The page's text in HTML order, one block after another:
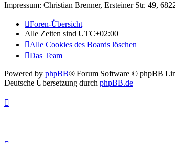
Impressum: Christian Brenner, Ersteiner Str. 49,
Foren-Übersicht
Alle Zeiten sind UTC+02:00
Alle Cookies des Boards löschen
Das Team
Powered by phpBB® Forum Software © phpBB
Deutsche Übersetzung durch phpBB.de